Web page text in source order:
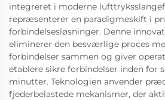
integreret i moderne
repræsenterer en paradigmeskift i
forbindelsesløsninger. Denne
eliminerer den besværlige proces
forbindelser sammen og giver
etablere sikre forbindelser inden for
minutter. Teknologien anvender
fjederbelastede mekanismer, der